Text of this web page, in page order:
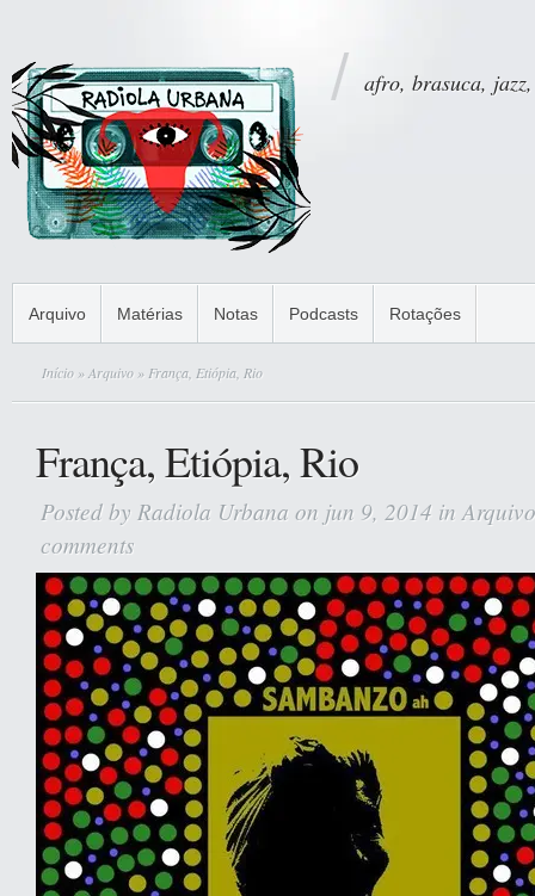
afro, brasuca,
Arquivo Matérias Notas Podcasts Rotações
Início »Arquivo » França, Etiópia, Rio
França, Etiópia, Rio
Posted by Radiola Urbana on jun 9, 2014 in Arquivo
comments